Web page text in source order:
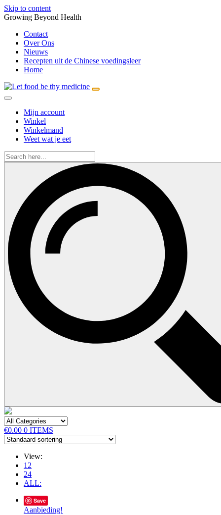
Skip to content
Growing Beyond Health
Contact
Over Ons
Nieuws
Recepten uit de Chinese voedingsleer
Home
Mijn account
Winkel
Winkelmand
Weet wat je eet
€0.00 0 ITEMS
View:
12
24
ALL:
Save
Aanbieding!